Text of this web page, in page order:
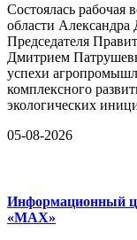
Состоялась рабочая
области Александра
Председателя
Дмитрием
успехи
комплексного
экологических
05-08-2026
Информационный
«MAX»